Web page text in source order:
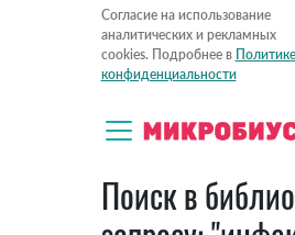
Согласие на использование
аналитических и рекламных
cookies. Подробнее в Политике
конфиденциальности
Поиск в